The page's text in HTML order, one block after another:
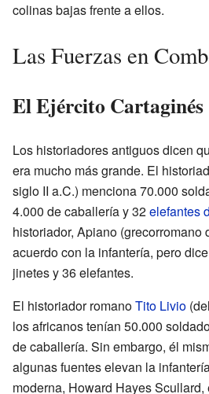
colinas bajas frente a ellos.
Las Fuerzas en
El Ejército Cartaginés
Los historiadores antiguos dicen
era mucho más grande. El
siglo II a.C.) menciona 70.000
4.000 de caballería y 32elefantes
historiador, Apiano (grecorromano
acuerdo con la infantería, pero
jinetes y 36 elefantes.
El historiador romanoTito Livio
los africanos tenían 50.000
de caballería. Sin embargo, él
algunas fuentes elevan la
moderna, Howard Hayes